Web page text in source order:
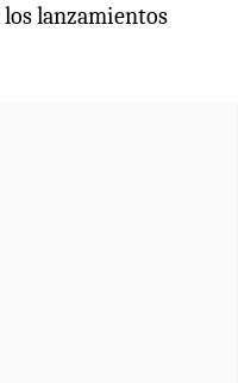
lanzamientos